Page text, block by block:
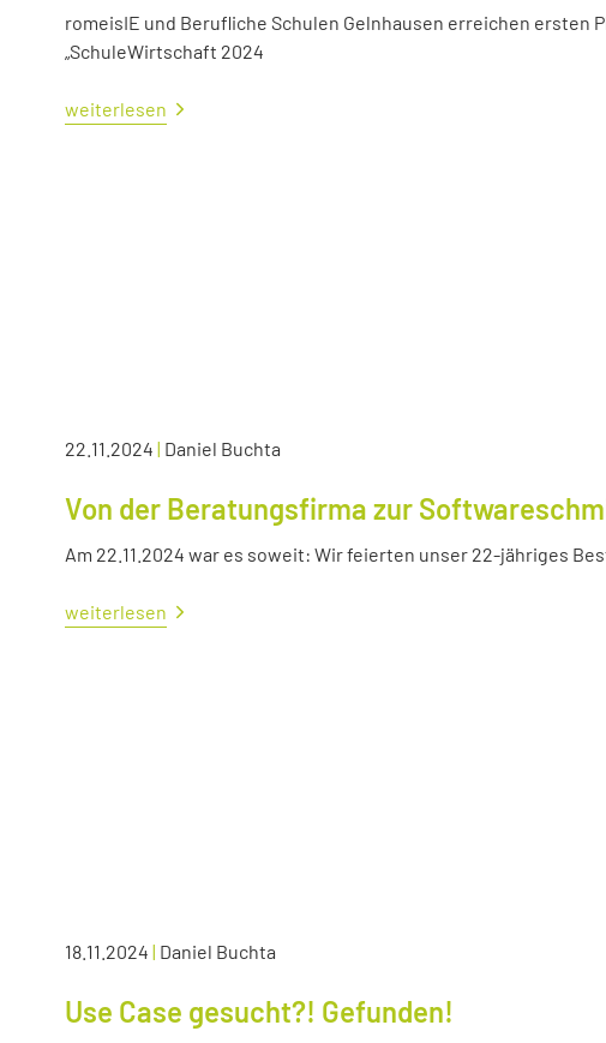
romeisIE und Berufliche Schulen Gelnhausen erreichen ersten
„SchuleWirtschaft 2024
weiterlesen
22.11.2024 | Daniel Buchta
Von der Beratungsfirma zur
Am 22.11.2024 war es soweit: Wir feierten unser 22-jähriges
weiterlesen
18.11.2024 | Daniel Buchta
Use Case gesucht?! Gefunden!